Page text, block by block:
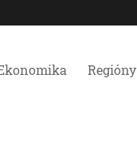
Regióny